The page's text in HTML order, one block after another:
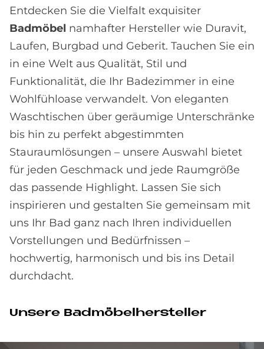
Entdecken Sie die Vielfalt exquisiter
Badmöbel namhafter Hersteller wie Duravit,
Laufen, Burgbad und Geberit. Tauchen Sie ein
in eine Welt aus Qualität, Stil und
Funktionalität, die Ihr Badezimmer in eine
Wohlfühloase verwandelt. Von eleganten
Waschtischen über geräumige Unterschränke
bis hin zu perfekt abgestimmten
Stauraumlösungen – unsere Auswahl bietet
für jeden Geschmack und jede Raumgröße
das passende Highlight. Lassen Sie sich
inspirieren und gestalten Sie gemeinsam mit
uns Ihr Bad ganz nach Ihren individuellen
Vorstellungen und Bedürfnissen –
hochwertig, harmonisch und bis ins Detail
durchdacht.
Un­se­re Bad­mö­bel­her­stel­ler